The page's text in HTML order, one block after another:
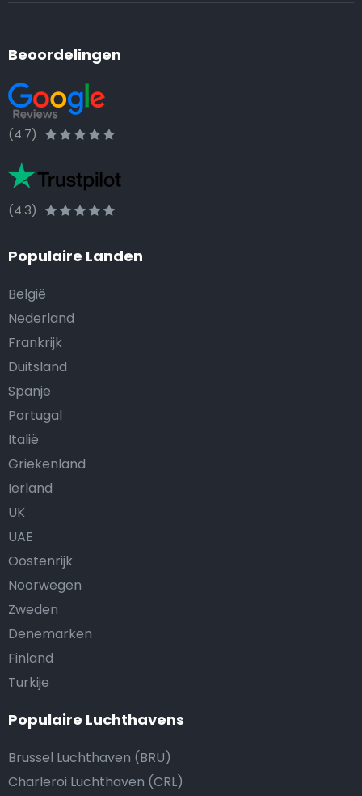
Beoordelingen
(4.7)
(4.3)
Populaire Landen
België
Nederland
Frankrijk
Duitsland
Spanje
Portugal
Italië
Griekenland
Ierland
UK
UAE
Oostenrijk
Noorwegen
Zweden
Denemarken
Finland
Turkije
Populaire Luchthavens
Brussel Luchthaven (BRU)
Charleroi Luchthaven (CRL)